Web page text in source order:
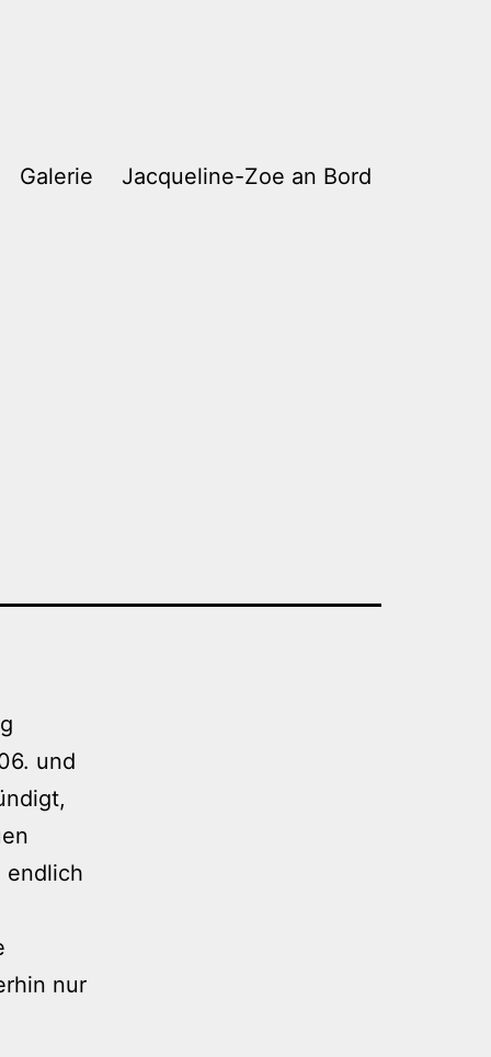
Galerie Jacqueline-Zoe an Bord
und
endlich
nur